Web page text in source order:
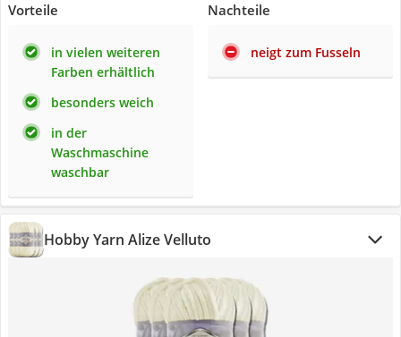
Vorteile
in vielen weiteren
Farben erhältlich
besonders weich
in der
Waschmaschine
waschbar
Nachteile
neigt zum Fusseln
Hobby Yarn Alize Velluto